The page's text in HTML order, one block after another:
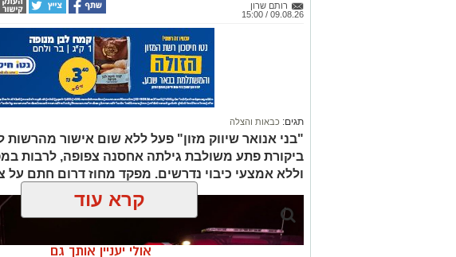
רותם שרון
09.08.26 / 15:00
תגים: כבאות והצלה
"בני אנואר שיווק מזון" פעל ללא שום אישור מהרשות
ביקורת פתע משולבת גילתה אחסנה צפופה, לרבות
וללא אמצעי כיבוי נדרשים. מפקד מחוז דרום חתם על צו
קרא עוד
אולי יעניין אותך גם